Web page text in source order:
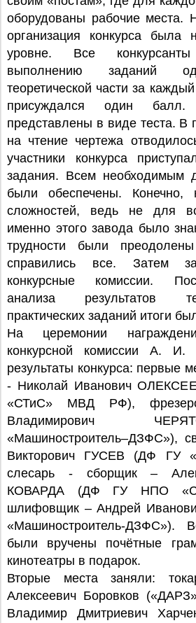
оборудованы рабочие места.
организация конкурса была
уровне. Все
выполнению заданий
теоретической части за
присуждался один
представлены в виде теста. В
на чтение чертежа
участники конкурса
задания. Всем необходимым
были обеспечены.
сложностей, ведь не для
именно этого завода было
трудности были
справились все. Затем
конкурсные комиссии.
анализа результатов
практических заданий итоги
На церемонии
конкурсной комиссии А. И.
результаты конкурса: первые
- Николай Иванович
«СТиС» МВД РФ),
Владимирович
«Машиностроитель–ДЗФС»),
Викторович ГУСЕВ (ДФ ГУ
слесарь - сборщик –
КОВАРДА (ДФ ГУ НПО
шлифовщик – Андрей
«Машиностроитель-ДЗФС»).
были вручены почётные
кинотеатры в подарок.
Вторые места заняли:
Алексеевич Боровков
Владимир Дмитриевич